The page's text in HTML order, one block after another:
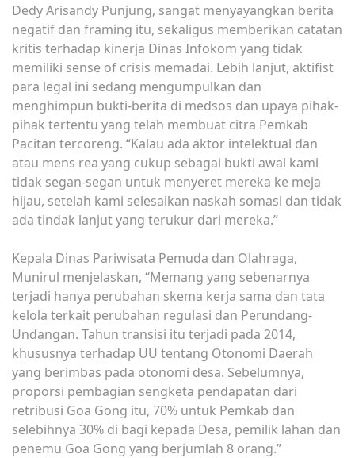
Dedy Arisandy Punjung, sangat menyayangkan berita
negatif dan framing itu, sekaligus memberikan catatan
kritis terhadap kinerja Dinas Infokom yang tidak
memiliki sense of crisis memadai. Lebih lanjut, aktifist
para legal ini sedang mengumpulkan dan
menghimpun bukti-berita di medsos dan upaya pihak-
pihak tertentu yang telah membuat citra Pemkab
Pacitan tercoreng. “Kalau ada aktor intelektual dan
atau mens rea yang cukup sebagai bukti awal kami
tidak segan-segan untuk menyeret mereka ke meja
hijau, setelah kami selesaikan naskah somasi dan tidak
ada tindak lanjut yang terukur dari mereka.”
Kepala Dinas Pariwisata Pemuda dan Olahraga,
Munirul menjelaskan, “Memang yang sebenarnya
terjadi hanya perubahan skema kerja sama dan tata
kelola terkait perubahan regulasi dan Perundang-
Undangan. Tahun transisi itu terjadi pada 2014,
khususnya terhadap UU tentang Otonomi Daerah
yang berimbas pada otonomi desa. Sebelumnya,
proporsi pembagian sengketa pendapatan dari
retribusi Goa Gong itu, 70% untuk Pemkab dan
selebihnya 30% di bagi kepada Desa, pemilik lahan dan
penemu Goa Gong yang berjumlah 8 orang.”